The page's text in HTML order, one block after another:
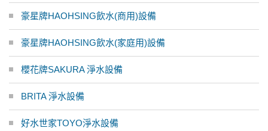
豪星牌HAOHSING飲水(商用)設備
豪星牌HAOHSING飲水(家庭用)設備
櫻花牌SAKURA 淨水設備
BRITA 淨水設備
好水世家TOYO淨水設備